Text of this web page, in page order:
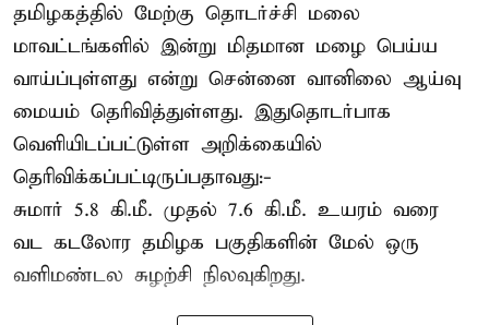
தமிழகத்தில் மேற்கு தொடர்ச்சி மலை
மாவட்டங்களில் இன்று மிதமான மழை பெய்ய
வாய்ப்புள்ளது என்று சென்னை வானிலை ஆய்வு
மையம் தெரிவித்துள்ளது. இதுதொடர்பாக
வெளியிடப்பட்டுள்ள அறிக்கையில்
தெரிவிக்கப்பட்டிருப்பதாவது:-
சுமார் 5.8 கி.மீ. முதல் 7.6 கி.மீ. உயரம் வரை
வட கடலோர தமிழக பகுதிகளின் மேல் ஒரு
வளிமண்டல சுழற்சி நிலவுகிறது.